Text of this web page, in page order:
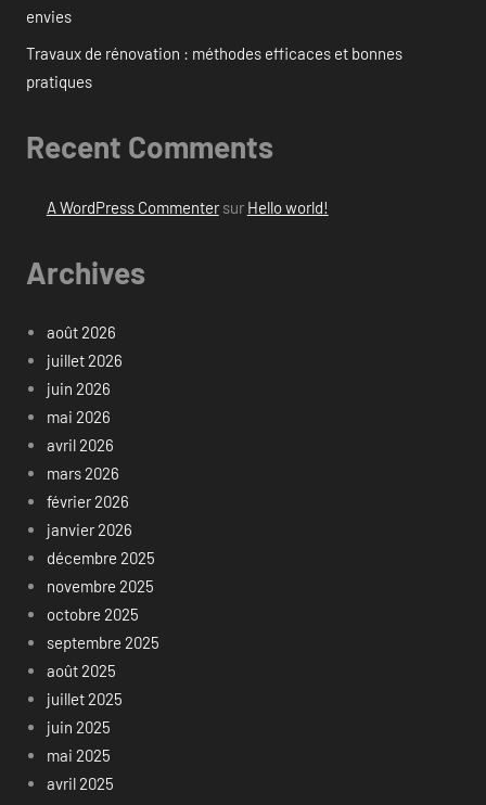
envies
Travaux de rénovation : méthodes efficaces et bonnes
pratiques
Recent Comments
A WordPress Commentersur Hello world!
Archives
août 2026
juillet 2026
juin 2026
mai 2026
avril 2026
mars 2026
février 2026
janvier 2026
décembre 2025
novembre 2025
octobre 2025
septembre 2025
août 2025
juillet 2025
juin 2025
mai 2025
avril 2025